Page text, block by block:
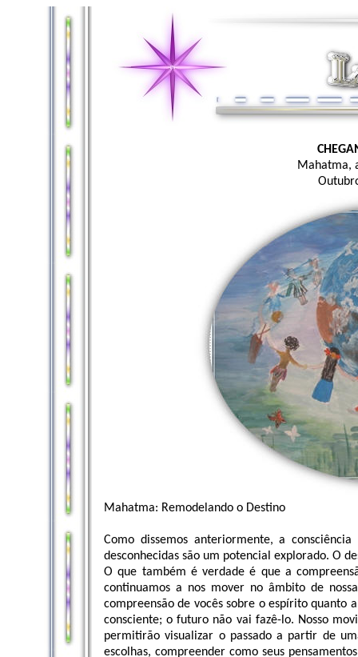
Mahatma,
Mahatma: Remodelando o Destino
Como dissemos anteriormente, a
desconhecidas são um potencial explorado. O
O que também é verdade é que a
continuamos a nos mover no âmbito de
compreensão de vocês sobre o espírito quanto
consciente; o futuro não vai fazê-lo. Nosso
permitirão visualizar o passado a partir de
escolhas, compreender como seus